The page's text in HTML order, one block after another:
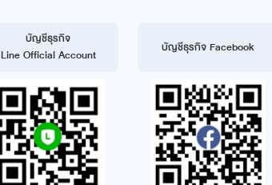
บัญชีธุรกิจ
Line Official Account
บัญชีธุรกิจ Facebook